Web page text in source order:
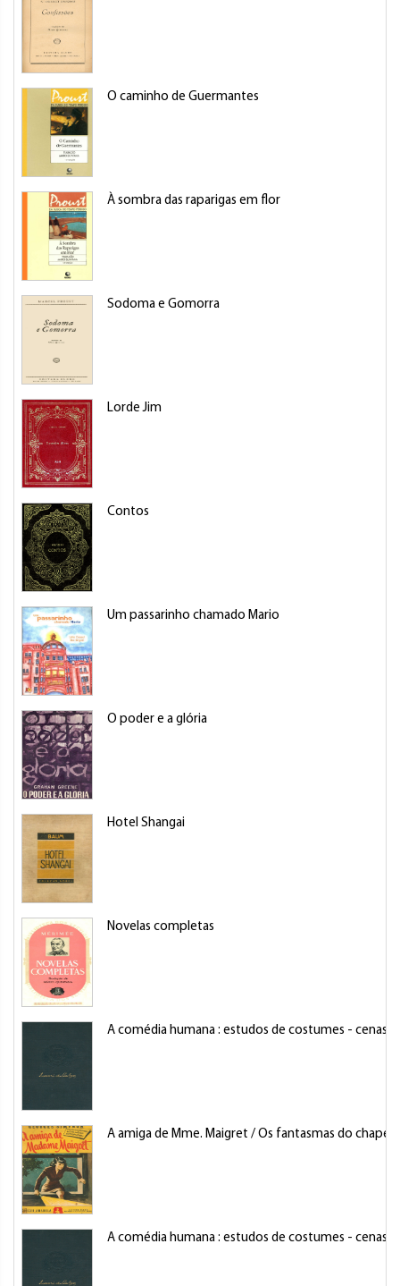
O caminho de Guermantes
À sombra das raparigas em flor
Sodoma e Gomorra
Lorde Jim
Contos
Um passarinho chamado Mario
O poder e a glória
Hotel Shangai
Novelas completas
A comédia humana : estudos de costumes - cenas
A amiga de Mme. Maigret / Os fantasmas do
A comédia humana : estudos de costumes - cenas